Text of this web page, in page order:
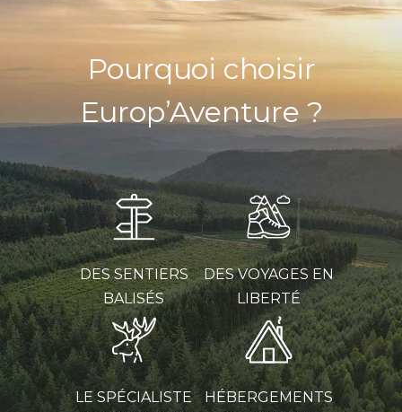
Pourquoi choisir
Europ’Aventure ?
DES SENTIERS
BALISÉS
DES VOYAGES EN
LIBERTÉ
LE SPÉCIALISTE
HÉBERGEMENTS